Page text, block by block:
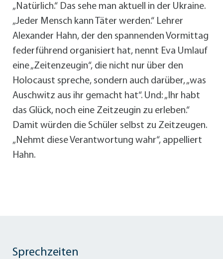
„Natürlich.“ Das sehe man aktuell in der Ukraine.
„Jeder Mensch kann Täter werden.“ Lehrer
Alexander Hahn, der den spannenden Vormittag
federführend organisiert hat, nennt Eva Umlauf
eine „Zeitenzeugin“, die nicht nur über den
Holocaust spreche, sondern auch darüber, „was
Auschwitz aus ihr gemacht hat“. Und: „Ihr habt
das Glück, noch eine Zeitzeugin zu erleben.“
Damit würden die Schüler selbst zu Zeitzeugen.
„Nehmt diese Verantwortung wahr“, appelliert
Hahn.
Sprechzeiten